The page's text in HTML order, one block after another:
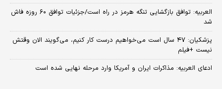
العربیه: توافق بازگشایی تنگه هرمز در راه است/جزئیات توافق ۶۰ روزه فاش
شد
پزشکیان: ۴۷ سال است می‌خواهیم درست کار کنیم، می‌گویند الان وقتش
نیست +فیلم
ادعای العربیه: مذاکرات ایران و آمریکا وارد مرحله نهایی شده است